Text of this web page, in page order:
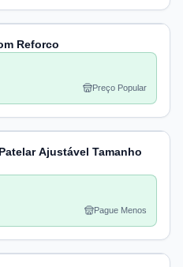
Reforco
Preço Popular
Ajustável Tamanho
Pague Menos